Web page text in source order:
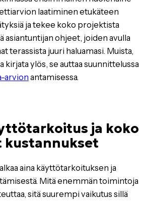
laatiminen etukäteen
ja tekee koko projektista
asiantuntijan ohjeet, joiden avulla
terassista juuri haluamasi. Muista,
kirjata ylös, se auttaa suunnittelussa
arvion antamisessa.
ja koko
kustannukset
aina käyttötarkoituksen ja
Mitä enemmän toimintoja
sitä suurempi vaikutus sillä